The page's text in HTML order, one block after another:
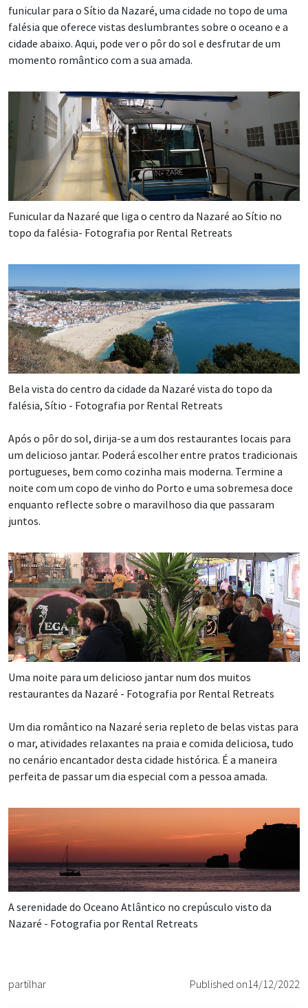
funicular para o Sítio da Nazaré, uma cidade no topo de uma
falésia que oferece vistas deslumbrantes sobre o oceano e a
cidade abaixo. Aqui, pode ver o pôr do sol e desfrutar de um
momento romântico com a sua amada.
Funicular da Nazaré que liga o centro da Nazaré ao Sítio no
topo da falésia- Fotografia por Rental Retreats
Bela vista do centro da cidade da Nazaré vista do topo da
falésia, Sítio - Fotografia por Rental Retreats
Após o pôr do sol, dirija-se a um dos restaurantes locais para
um delicioso jantar. Poderá escolher entre pratos tradicionais
portugueses, bem como cozinha mais moderna. Termine a
noite com um copo de vinho do Porto e uma sobremesa doce
enquanto reflecte sobre o maravilhoso dia que passaram
juntos.
Uma noite para um delicioso jantar num dos muitos
restaurantes da Nazaré - Fotografia por Rental Retreats
Um dia romântico na Nazaré seria repleto de belas vistas para
o mar, atividades relaxantes na praia e comida deliciosa, tudo
no cenário encantador desta cidade histórica. É a maneira
perfeita de passar um dia especial com a pessoa amada.
A serenidade do Oceano Atlântico no crepúsculo visto da
Nazaré - Fotografia por Rental Retreats
partilhar Published on14/12/2022